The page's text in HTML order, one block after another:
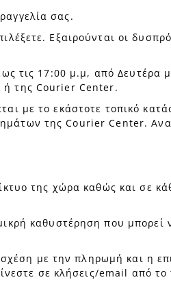
σας.
Εξαιρούνται οι
τις 17:00 μ.μ, από Δευτέρα
ή της Courier Center.
με το εκάστοτε τοπικό
της Courier Center.
της χώρα καθώς και σε
καθυστέρηση που μπορεί
με την πληρωμή και η
σε κλήσεις/email από